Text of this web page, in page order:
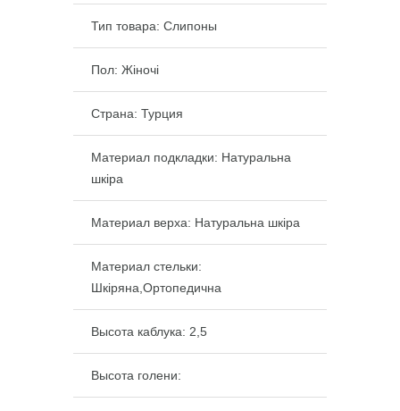
Тип товара: Слипоны
Пол: Жіночі
Страна: Турция
Материал подкладки: Натуральна
шкіра
Материал верха: Натуральна шкіра
Материал стельки:
Шкіряна,Ортопедична
Высота каблука: 2,5
Высота голени: